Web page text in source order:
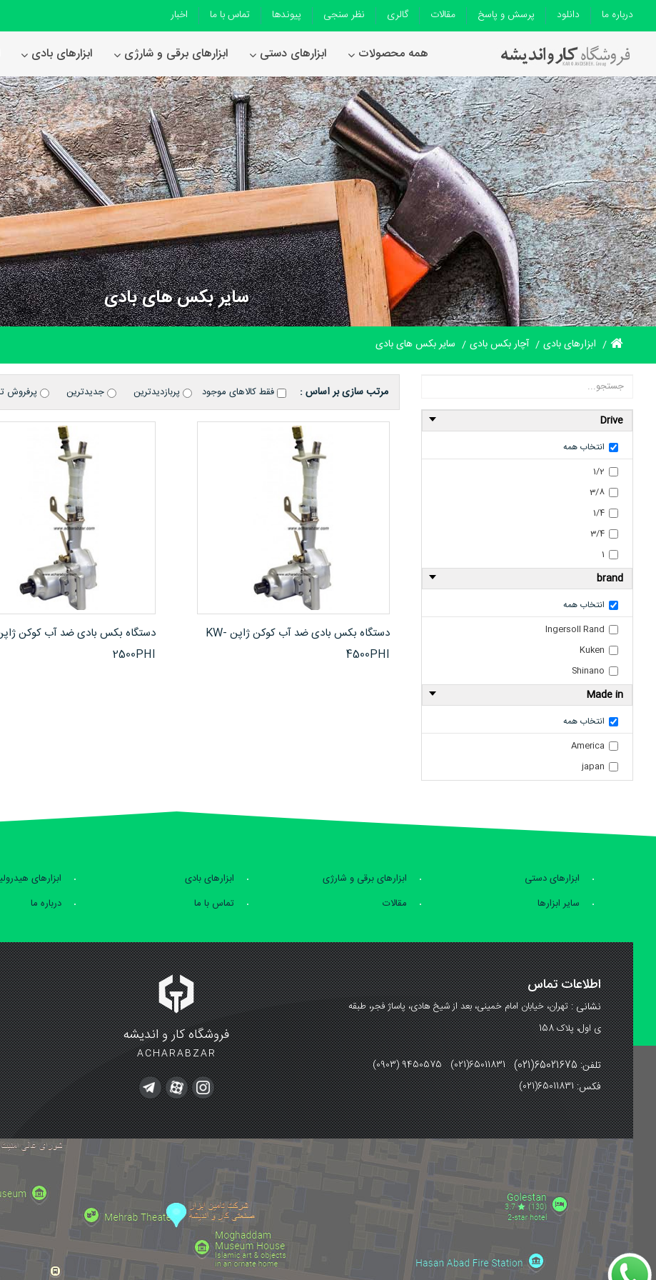
همه محصولات ابزارهای دستی ابزارهای برقی و شارژی ابزارهای بادی
درباره ما دانلود پرسش و پاسخ مقالات گالری نظر سنجی پیوندها تماس با ما اخبار
سایر بکس های بادی
ابزارهای بادی آچار بکس بادی سایر بکس های بادی
Drive
انتخاب همه
1/2
3/8
1/4
3/4
1
brand
انتخاب همه
Ingersoll Rand
Kuken
Shinano
Made in
انتخاب همه
America
japan
مرتب سازی بر اساس : فقط کالاهای موجود پربازدیدترین جدیدترین پرفروش
مشاهده محصول
دستگاه بکس بادی ضد آب کوکن ژاپن KW-
4500PHI
مشاهده محصول
2500PHI
ابزارهای دستی ابزارهای برقی و شارژی ابزارهای بادی ابزارهای
سایر ابزارها
مقالات تماس با ما درباره ما
فروشگاه کار و اندیشه
ACHARABZAR
اطلاعات تماس
نشانی :تهران، خیابان امام خمینی، بعد از شیخ هادی، پاساژ فجر، طبقه
ی اول، پلاک 158
تلفن: 65021675(021) (0903) 9450575 (021)65011831
فکس:(021)65011831